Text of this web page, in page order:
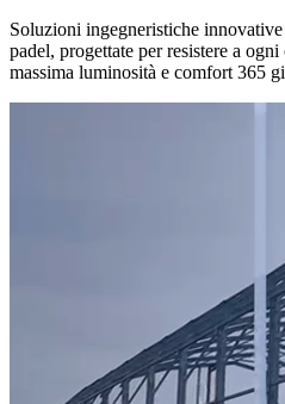
Soluzioni ingegneristiche
padel, progettate per resistere a
massima luminosità e comfort 365